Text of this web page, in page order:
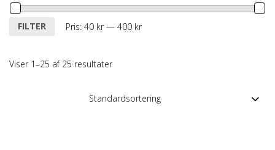
Mindste
Højeste
FILTER Pris: 40 kr— 400 kr
Viser 1–25 af 25 resultater